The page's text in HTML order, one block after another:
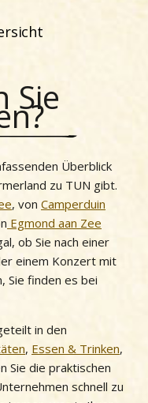
Sie
Überblick
zu TUN gibt.
, von Camperduin
Egmond aan Zee
ob Sie nach einer
einem Konzert mit
Sie finden es bei
in den
, Essen & Trinken,
Sie die praktischen
schnell zu